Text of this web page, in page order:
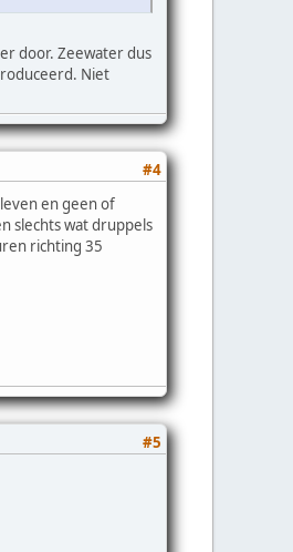
door. Zeewater dus
Niet
#4
en geen of
slechts wat druppels
richting 35
#5